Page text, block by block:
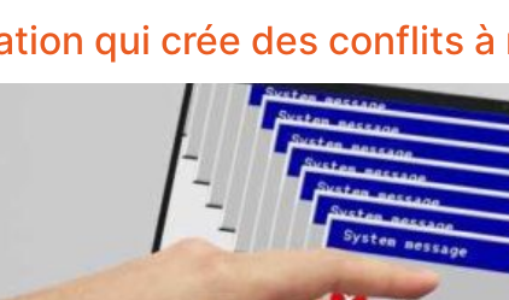
qui crée des conflits